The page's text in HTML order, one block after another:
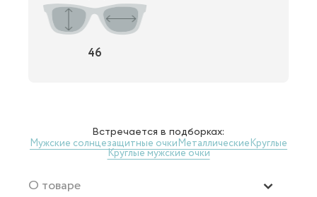
46
Встречается в подборках:
Мужские солнцезащитные очкиМеталлическиеКруглые
Круглые мужские очки
О товаре